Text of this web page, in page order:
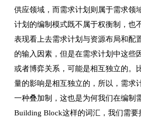
供应领域，而需求计划则属于需求领
计划的编制模式既不属于权衡制，也
表现看上去需求计划与资源布局和配
的输入因素，但是在需求计划中这些
或者博弈关系，可能是相互独立的。
量的影响是相互独立的，所以，需求
一种叠加制，这也是为何我们在编制
Building Block这样的词汇，我们需要